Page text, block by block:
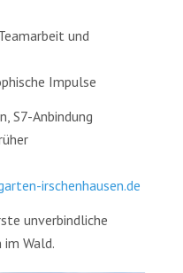
und
Impulse
S7-Anbindung
irschenhausen.de
unverbindliche
Wald.